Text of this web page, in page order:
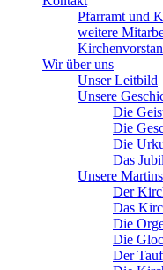
Pfarramt und
weitere
Wir über uns
Unser Leitbild
Unsere
Die
Die
Die
Das
Unsere
Der
Das
Die
Die
Der